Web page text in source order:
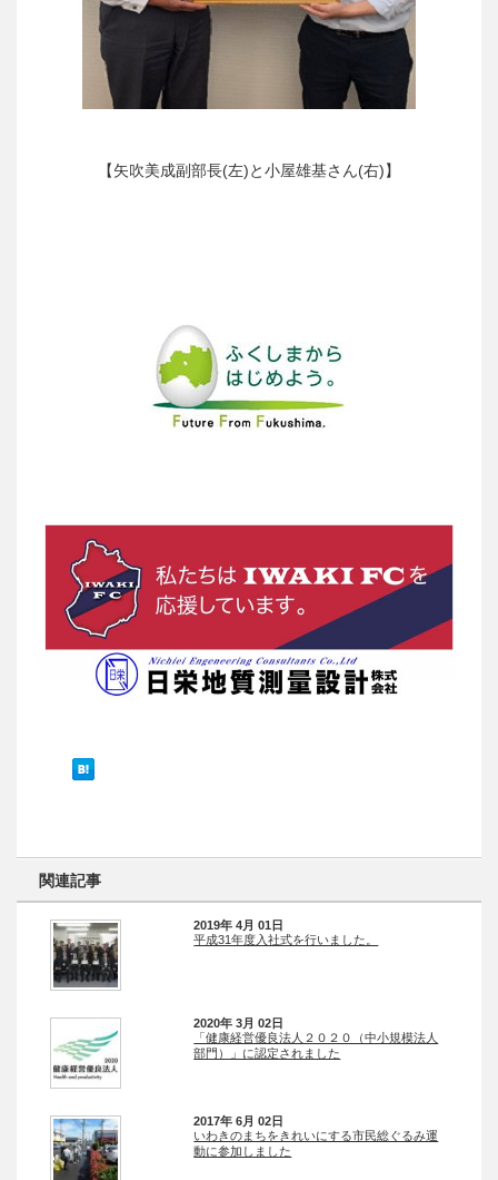
【矢吹美成副部長(左)と小屋雄基さん(右)】
関連記事
2019年 4月 01日
平成31年度入社式を行いました。
2020年 3月 02日
「健康経営優良法人２０２０（中小規模法人
部門）」に認定されました
2017年 6月 02日
いわきのまちをきれいにする市民総ぐるみ運
動に参加しました